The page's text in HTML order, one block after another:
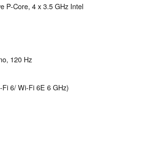
P-Core, 4 x 3.5 GHz Intel
120 Hz
6/ Wi-Fi 6E 6 GHz)